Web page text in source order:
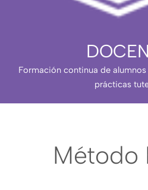
Formación continua de
prácticas
Método